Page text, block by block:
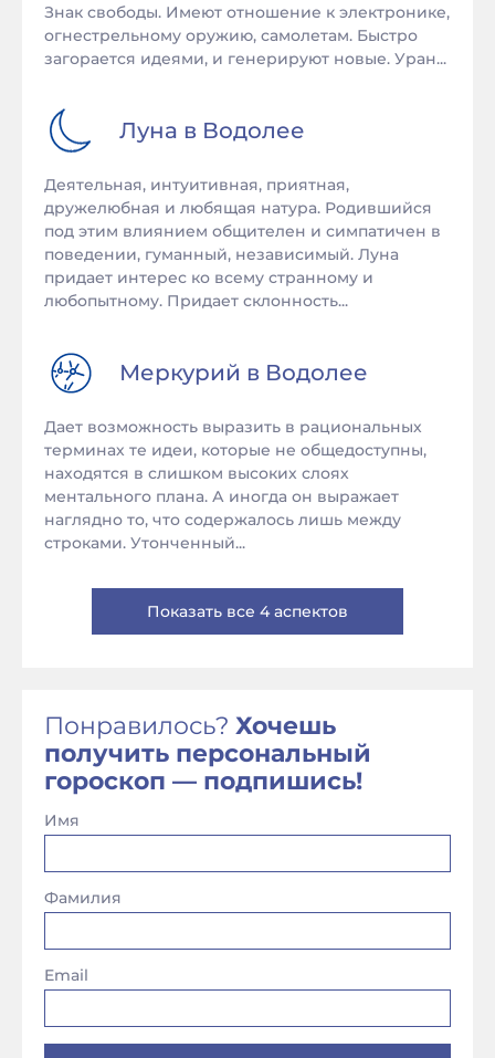
Знак свободы. Имеют отношение к электронике,
огнестрельному оружию, самолетам. Быстро
загорается идеями, и генерируют новые. Уран...
Луна в Водолее
Деятельная, интуитивная, приятная,
дружелюбная и любящая натура. Родившийся
под этим влиянием общителен и симпатичен в
поведении, гуманный, независимый. Луна
придает интерес ко всему странному и
любопытному. Придает склонность...
Меркурий в Водолее
Дает возможность выразить в рациональных
терминах те идеи, которые не общедоступны,
находятся в слишком высоких слоях
ментального плана. А иногда он выражает
наглядно то, что содержалось лишь между
строками. Утонченный...
Показать все 4 аспектов
Понравилось? Хочешь
получить персональный
гороскоп — подпишись!
Имя
Фамилия
Email